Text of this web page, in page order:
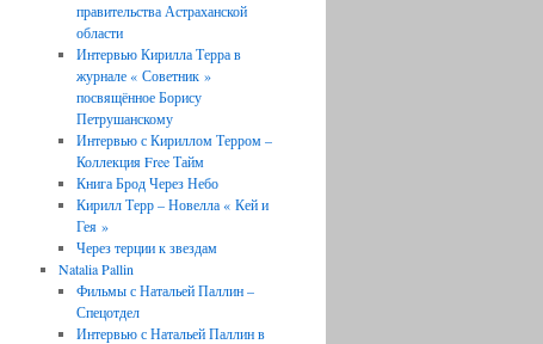
правительства Астраханской
области
Интервью Кирилла Терра в
журнале « Советник »
посвящённое Борису
Петрушанскому
Интервью с Кириллом Терром –
Коллекция Free Тайм
Книга Брод Через Небо
Кирилл Терр – Новелла « Кей и
Гея »
Через терции к звездам
Natalia Pallin
Фильмы с Натальей Паллин –
Спецотдел
Интервью с Натальей Паллин в